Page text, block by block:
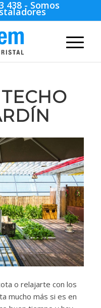
438 - Somos
o relajarte con los
mucho más si es en